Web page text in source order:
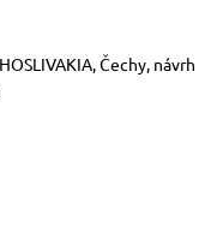
Čechy, návrh